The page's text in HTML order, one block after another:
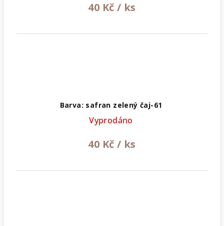
40 Kč / ks
Barva: safran zelený čaj-61
Vyprodáno
40 Kč / ks